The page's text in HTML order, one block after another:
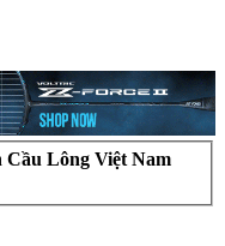
Lông Việt Nam